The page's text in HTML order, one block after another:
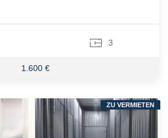
3
1.600 €
ZU VERMIETEN